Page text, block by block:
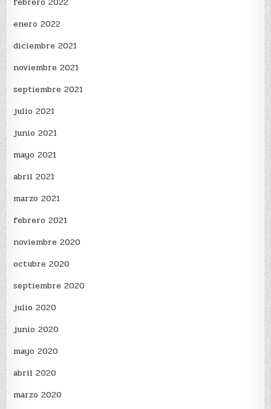
enero 2022
diciembre 2021
noviembre 2021
septiembre 2021
julio 2021
junio 2021
mayo 2021
abril 2021
marzo 2021
febrero 2021
noviembre 2020
octubre 2020
septiembre 2020
julio 2020
junio 2020
mayo 2020
abril 2020
marzo 2020